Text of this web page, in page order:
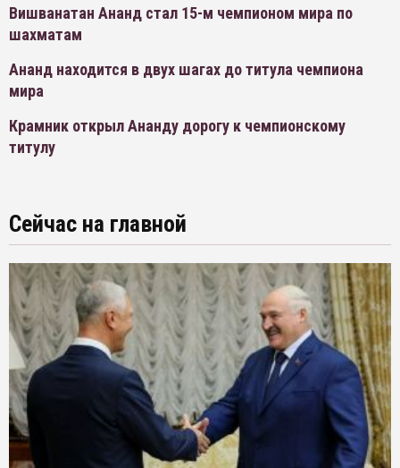
Вишванатан Ананд стал 15-м чемпионом мира по
шахматам
Ананд находится в двух шагах до титула чемпиона
мира
Крамник открыл Ананду дорогу к чемпионскому
титулу
Сейчас на главной